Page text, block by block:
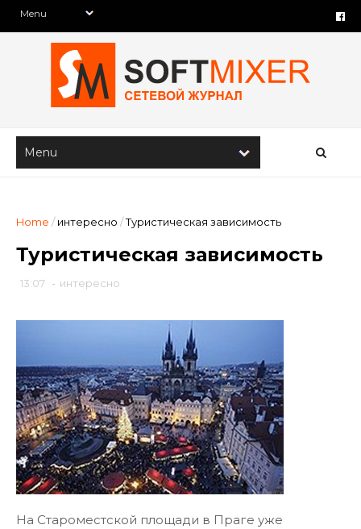
Home / интересно /Туристическая зависимость
Туристическая зависимость
13:07 - интересно
На Староместской площади в Праге уже